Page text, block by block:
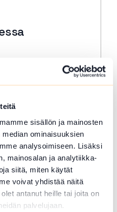
sisällön ja mainosten
ominaisuuksien
analysoimiseen. Lisäksi
mainosalan ja analytiikka-
siitä, miten käytät
voivat yhdistää näitä
antanut heille tai joita on
palvelujaan.
-kompakti
Toripuistosta kirkon
Hämeenlinna